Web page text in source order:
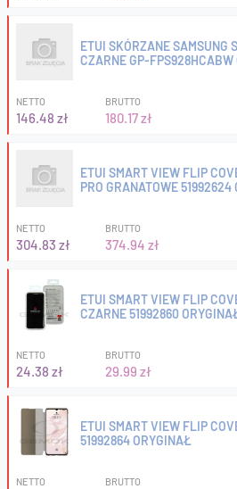
ETUI SKÓRZANE SAMSUNG
CZARNE GP-FPS928HCABW
NETTO
146.48 zł
BRUTTO
180.17 zł
ETUI SMART VIEW FLIP
PRO GRANATOWE 51992624
NETTO
304.83 zł
BRUTTO
374.94 zł
ETUI SMART VIEW FLIP
CZARNE 51992860
NETTO
24.38 zł
BRUTTO
29.99 zł
ETUI SMART VIEW FLIP
51992864 ORYGINAŁ
NETTO BRUTTO